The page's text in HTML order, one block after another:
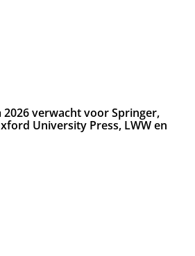
2026 verwacht voor Springer,
University Press, LWW en